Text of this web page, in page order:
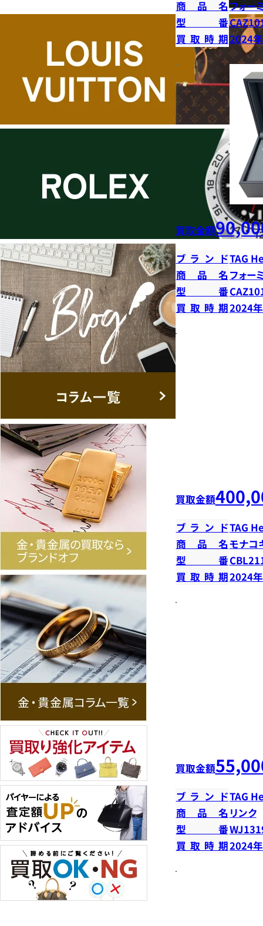
商品名フォー
型番
買取時期2024
買取金額
ブランドTAG
商品名 フォー
型番
買取時期2024
買取金額
ブランドTAG
商品名モナコ
型番
買取時期2024
買取金額
ブランドTAG
商品名 リンク
型番
買取時期2024